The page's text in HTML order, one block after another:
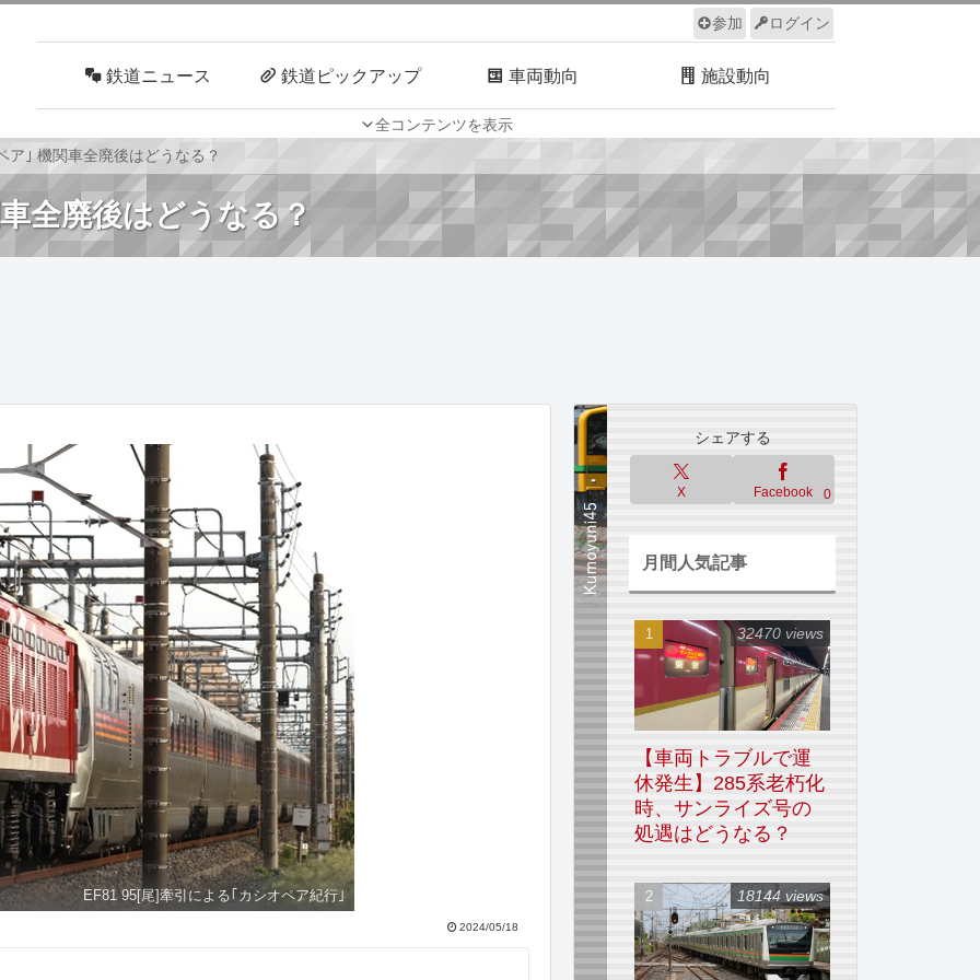
ログイン
参加
全コンテンツを表示
鉄道ニュース 鉄道ピックアップ 車両動向 施設動向
車両技術 路線探訪 ルール サイトについて
ア｣ 機関車全廃後はどうなる？
全廃後はどうなる？
EF81 95[尾]牽引による｢カシオペア紀行｣
2024/05/18
シェアする
X Facebook 0
月間人気記事
【車両トラブルで運
休発生】285系老朽化
時、サンライズ号の
処遇はどうなる？
32470 views
18144 views